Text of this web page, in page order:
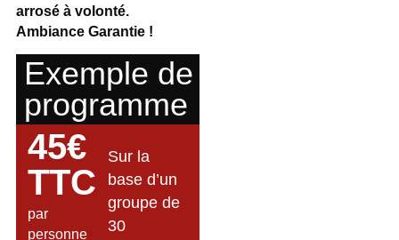
arrosé à volonté.
Ambiance Garantie !
Exemple de
programme
45€
TTC
par
personne
Sur la
base d’un
groupe de
30